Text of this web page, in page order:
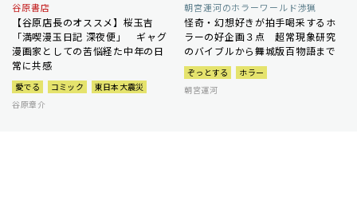
谷原書店
【谷原店長のオススメ】桜玉吉
「満喫漫玉日記 深夜便」 ギャグ
漫画家としての苦悩経た中年の日
常に共感
愛でる コミック
東日本大震災
谷原章介
朝宮運河のホラーワールド渉猟
怪奇・幻想好きが拍手喝采するホ
ラーの好企画３点 超常現象研究
のバイブルから舞城版百物語まで
ぞっとする
ホラー
朝宮運河